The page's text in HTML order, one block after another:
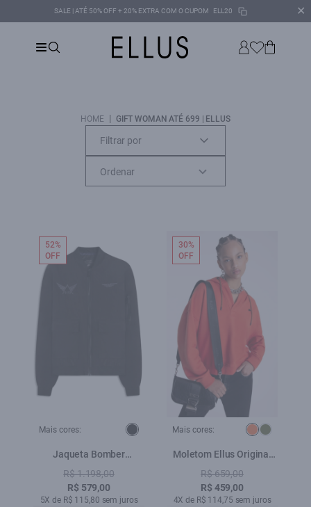
SALE | ATÉ 50% OFF + 20% EXTRA COM O CUPOM ELL20 ✕
HOME | GIFT WOMAN ATÉ 699 | ELLUS
Filtrar por
Mais cores:
Jaqueta Bomber
Embroidery Preto
R$ 1.198,00
R$ 579,00
5X de R$ 115,80 sem juros
52%
OFF
Mais cores:
Moletom Ellus Original
Abobora
R$ 659,00
R$ 459,00
4X de R$ 114,75 sem juros
30%
OFF